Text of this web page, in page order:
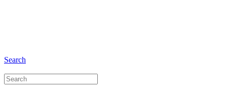
Search